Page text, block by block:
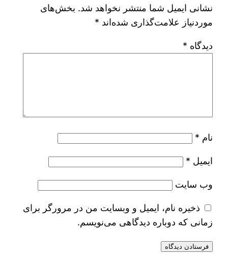
نشانی ایمیل شما منتشر نخواهد شد. بخش‌های
موردنیاز علامت‌گذاری شده‌اند *
دیدگاه *
نام *
ایمیل *
وب‌ سایت
ذخیره نام، ایمیل و وبسایت من در مرورگر برای
زمانی که دوباره دیدگاهی می‌نویسم.